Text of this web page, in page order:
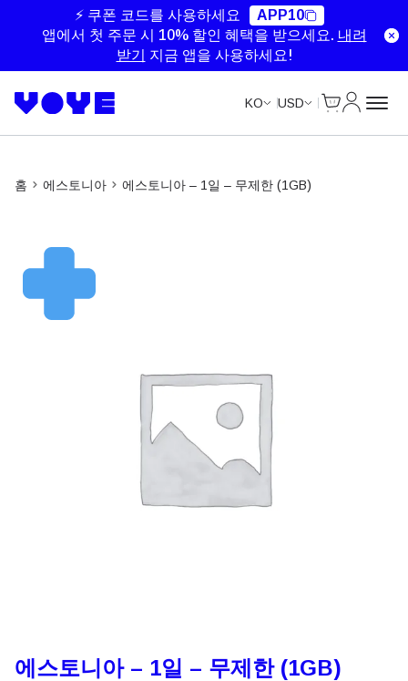
⚡ 쿠폰 코드를 사용하세요
APP10
앱에서 첫 주문 시 10% 할인 혜택을 받으세요. 내려
받기
지금 앱을 사용하세요!
KO USD
홈 에스토니아 에스토니아 – 1일 – 무제한 (1GB)
에스토니아 – 1일 – 무제한 (1GB)
Unlimited Data
Unlimited Data
Unlimited Data
Unlimited Data